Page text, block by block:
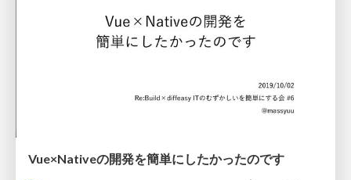
Vue×Nativeの開発を簡単にしたかったのです